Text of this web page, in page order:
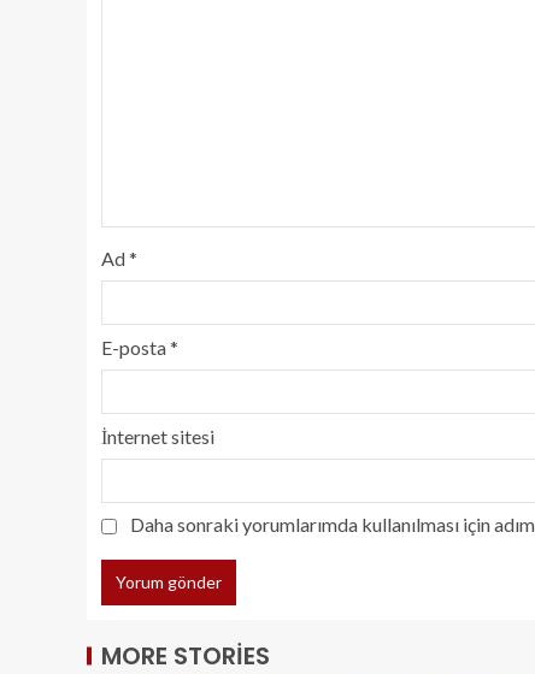
Ad*
E-posta*
İnternet sitesi
Daha sonraki yorumlarımda kullanılması için
MORE STORIES